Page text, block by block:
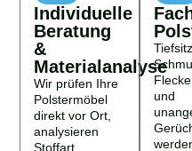
Individuelle
Beratung
&
Materialanalyse
Wir prüfen Ihre
Polstermöbel
direkt vor Ort,
analysieren
Stoffart,
und